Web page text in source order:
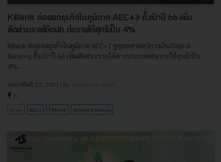
KBank ต่อยอดธุรกิจในภูมิภาค AEC+3 ตั้งเป้าปี 66 เพิ่ม
สัดส่วนรายได้ตปท.ต่อรายได้สุทธิเป็น 4%
KBank ต่อยอดธุรกิจในภูมิภาค AEC+3 ชูยุทธศาสตร์การเงิน Digital
Banking ตั้งเป้าปี 66 เพิ่มสัดส่วนรายได้ต่างประเทศต่อรายได้สุทธิเป็น
4%...
กุมภาพันธ์ 23, 2023 | By Techsauce Team
0
News AEC+3 KBank digital-banking